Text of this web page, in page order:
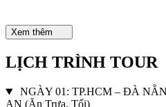
Xem thêm
LỊCH TRÌNH TOUR
NGÀY 01: TP.HCM – ĐÀ
AN (Ăn Trưa, Tối)